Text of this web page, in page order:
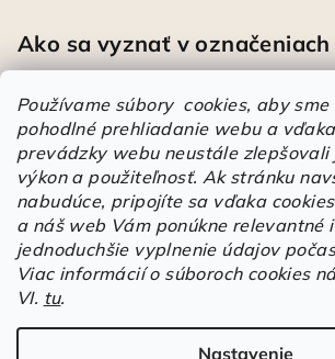
Používame súbory cookies, aby sme
pohodlné prehliadanie webu a
prevádzky webu neustále zlepšovali
výkon a použiteľnosť. Ak stránku
nabudúce, pripojíte sa vďaka
a náš web Vám ponúkne relevantné
jednoduchšie vyplnenie údajov
Viac informácií o súboroch cookies
VI. tu.
Nastavenie
Ako sa vyznať v
Heureka
Hodnotenie produktu je 5 z 5
| Mária
Á
u